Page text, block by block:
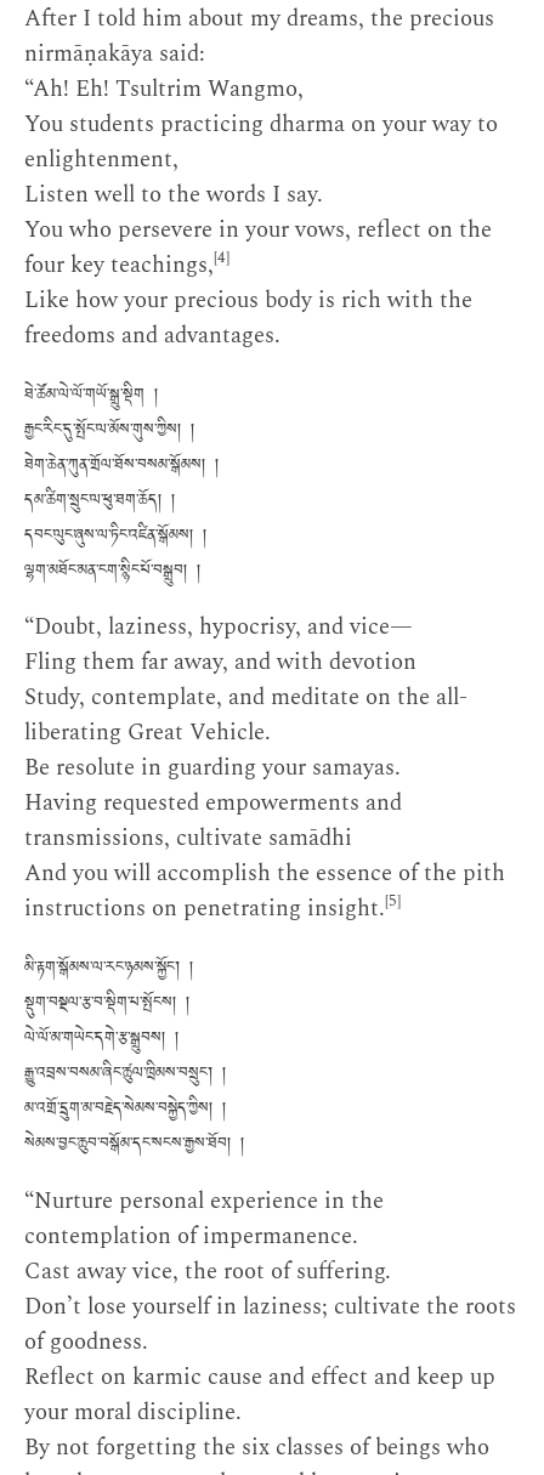
After I told him about my dreams, the precious
nirmāṇakāya said:
“Ah! Eh! Tsultrim Wangmo,
You students practicing dharma on your way to
enlightenment,
Listen well to the words I say.
You who persevere in your vows, reflect on the
four key teachings,[4]
Like how your precious body is rich with the
freedoms and advantages.
ཐེ་ཚོམ་ལེ་ལོ་གཡོ་སྒྲུ་སྡིག །
རྒྱང་རིང་དུ་སྤོང་ལ་མོས་གུས་ཀྱིས། །
ཐེག་ཆེན་ཀུན་གྲོལ་ཐོས་བསམ་སྒོམས། །
དམ་ཚིག་སྲུང་ལ་ཕུ་ཐག་ཆོད། །
དབང་ལུང་ཞུས་ལ་ཏིང་འཛིན་སྒོམས། །
ལྷག་མཐོང་མན་ངག་སྙིང་པོ་བསྒྲུབ། །
“Doubt, laziness, hypocrisy, and vice—
Fling them far away, and with devotion
Study, contemplate, and meditate on the all-
liberating Great Vehicle.
Be resolute in guarding your samayas.
Having requested empowerments and
transmissions, cultivate samādhi
And you will accomplish the essence of the pith
instructions on penetrating insight.[5]
མི་རྟག་སྒོམས་ལ་རང་ཉམས་སྐྱོང་། །
སྡུག་བསྔལ་རྩ་བ་སྡིག་པ་སྤོངས། །
ལེ་ལོ་མ་གཡེང་དགེ་རྩ་སྒྲུབས། །
རྒྱུ་འབྲས་བསམ་ཞིང་ཚུལ་ཁྲིམས་བསྲུང་། །
མ་འགྲོ་དྲུག་མ་བརྗེད་སེམས་བསྐྱེད་ཀྱིས། །
སེམས་བྱང་ཆུབ་བསྒོམ་དང་སངས་རྒྱས་ཐོབ། །
“Nurture personal experience in the
contemplation of impermanence.
Cast away vice, the root of suffering.
Don’t lose yourself in laziness; cultivate the roots
of goodness.
Reflect on karmic cause and effect and keep up
your moral discipline.
By not forgetting the six classes of beings who